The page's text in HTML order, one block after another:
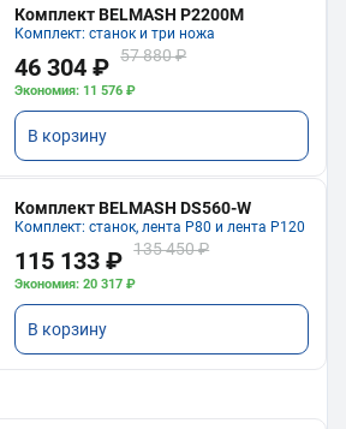
Комплект BELMASH P2200M
Комплект: станок и три ножа
46 304 ₽ 57 880 ₽
Экономия: 11 576 ₽
В корзину
Комплект BELMASH DS560-W
Комплект: станок, лента P80 и лента P120
115 133 ₽ 135 450 ₽
Экономия: 20 317 ₽
В корзину